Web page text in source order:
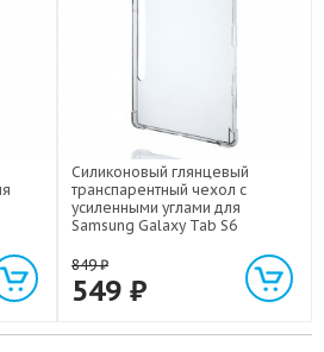
Силиконовый глянцевый
транспарентный чехол с
усиленными углами для
Samsung Galaxy Tab S6
849₽
549 ₽